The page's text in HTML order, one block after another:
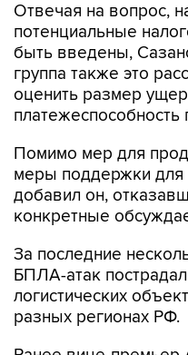
Отвечая на вопрос,
потенциальные
быть введены,
группа также это
оценить размер
платежеспособность
Помимо мер для
меры поддержки для
добавил он,
конкретные
За последние
БПЛА-атак
логистических
разных регионах РФ.